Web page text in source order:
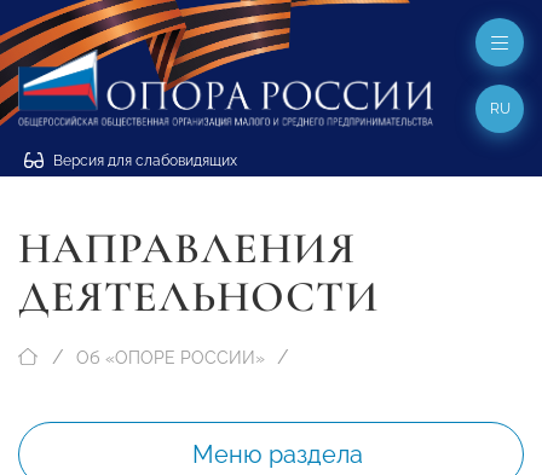
Версия для слабовидящих
RU
НАПРАВЛЕНИЯ
ДЕЯТЕЛЬНОСТИ
Об «ОПОРЕ РОССИИ»
Меню раздела